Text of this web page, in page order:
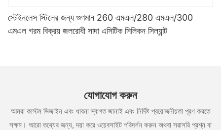
স্টেইনলেস স্টিলের জন্য গুণমান 260 এমএল/280 এমএল/300
এমএল গরম বিক্রয় জলরোধী সাদা এসিটিক সিলিকন সিল্যান্ট
যোগাযোগ করুন
আমরা কাস্টম ডিজাইন এবং ধারনা স্বাগত জানাই এবং নির্দিষ্ট প্রয়োজনীয়তা পূরণ করতে
সক্ষম। আরো তথ্যের জন্য, দয়া করে ওয়েবসাইট পরিদর্শন করুন অথবা সরাসরি প্রশ্ন বা